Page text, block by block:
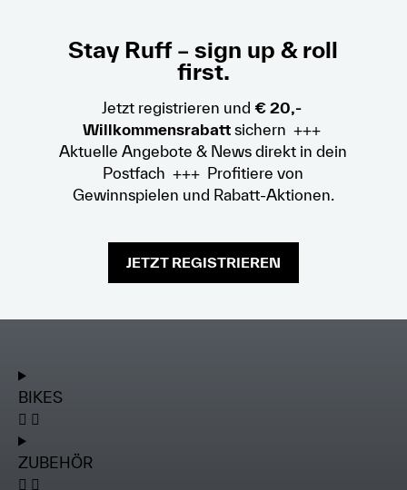
Stay Ruff – sign up & roll
first.
Jetzt registrieren und € 20,-
Willkommensrabattsichern +++
Aktuelle Angebote & News direkt in dein
Postfach +++ Profitiere von
Gewinnspielen und Rabatt-Aktionen.
JETZT REGISTRIEREN
BIKES
ZUBEHÖR